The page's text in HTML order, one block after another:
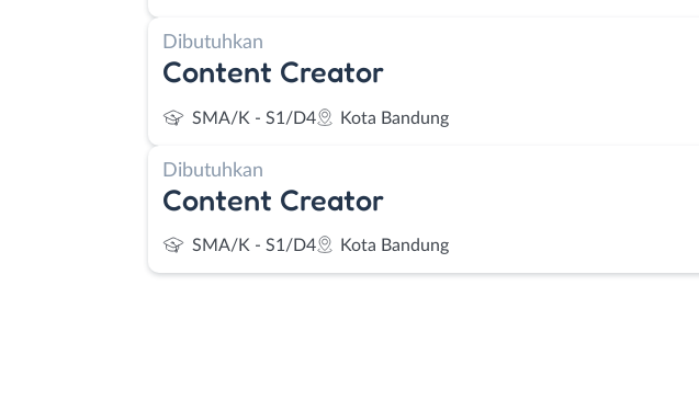
Dibutuhkan
Content Creator
SMA/K - S1/D4 Kota Bandung
Dibutuhkan
Content Creator
SMA/K - S1/D4 Kota Bandung